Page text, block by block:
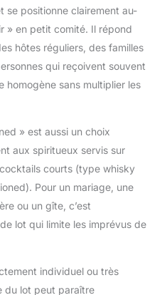
fabriqués à partir de
verre de haute
qualité, ces verres à
pierres sont dotés
d'un bord et d'un
fond épais pour
conçus pour
utilisation régulière
sans se casser ou
se déformer
facilement. Taille
verre à whisky
9,5 cm de hauteur,
offrant une taille
se positionne clairement au-
» en petit comité. Il répond
hôtes réguliers, des familles
qui reçoivent souvent
homogène sans multiplier les
» est aussi un choix
aux spiritueux servis sur
courts (type whisky
Pour un mariage, une
ou un gîte, c’est
lot qui limite les imprévus de
individuel ou très
du lot peut paraître